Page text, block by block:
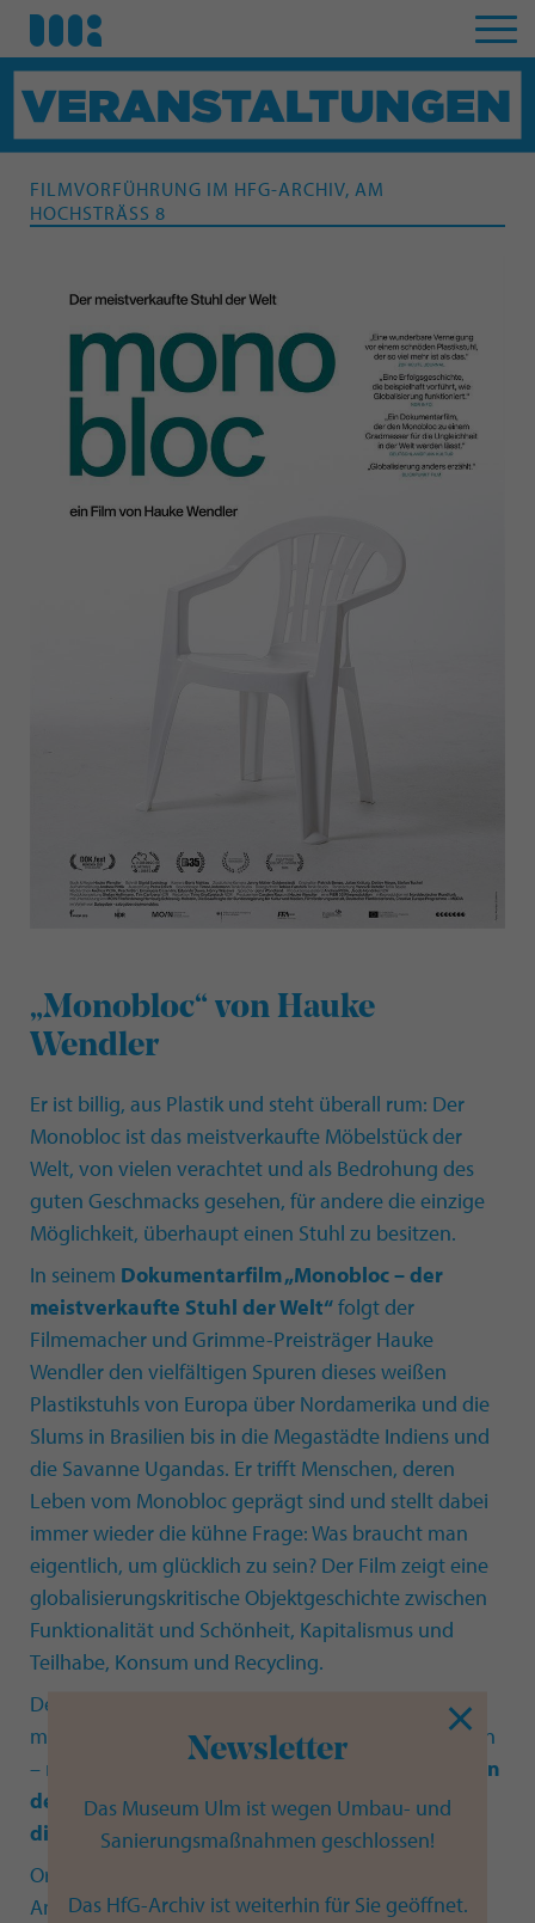
FILMVORFÜHRUNG IM HFG-ARCHIV, AM
HOCHSTRÄSS 8
„Monobloc“ von Hauke
Wendler
Er ist billig, aus Plastik und steht überall rum: Der
Monobloc ist das meistverkaufte Möbelstück der
Welt, von vielen verachtet und als Bedrohung des
guten Geschmacks gesehen, für andere die einzige
Möglichkeit, überhaupt einen Stuhl zu besitzen.
In seinem Dokumentarfilm „Monobloc – der
meistverkaufte Stuhl der Welt“folgt der
Filmemacher und Grimme-Preisträger Hauke
Wendler den vielfältigen Spuren dieses weißen
Plastikstuhls von Europa über Nordamerika und die
Slums in Brasilien bis in die Megastädte Indiens und
die Savanne Ugandas. Er trifft Menschen, deren
Leben vom Monobloc geprägt sind und stellt dabei
immer wieder die kühne Frage: Was braucht man
eigentlich, um glücklich zu sein? Der Film zeigt eine
globalisierungskritische Objektgeschichte zwischen
Funktionalität und Schönheit, Kapitalismus und
Teilhabe, Konsum und Recycling.
Der Monobloc ist ein Beispiel dafür, wie die
modernen Kunststoffe unsere Welt verändert haben
– mit all ihren Vor- und Nachteilen.Im Anschluss an
den Film gibt es die Möglichkeit, sich über
dieses Phänomen auszutauschen.
Ort: Gebäude der Hochschule für Gestaltung Ulm,
Am Hochsträss 8, 89081 Ulm, Kleiner Hörsaal
Newsletter
Das Museum Ulm ist wegen Umbau- und
Sanierungsmaßnahmen geschlossen!
Das HfG-Archiv ist weiterhin für Sie geöffnet.